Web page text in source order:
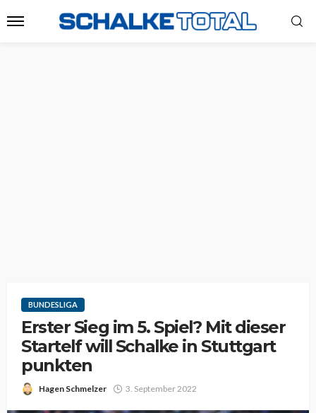
BUNDESLIGA
Erster Sieg im 5. Spiel? Mit dieser
Startelf will Schalke in Stuttgart
punkten
Hagen Schmelzer 3. September 2022